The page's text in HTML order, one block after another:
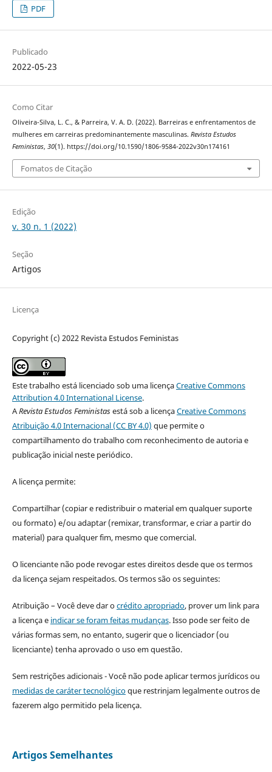
PDF
Publicado
2022-05-23
Como Citar
Oliveira-Silva, L. C., & Parreira, V. A. D. (2022). Barreiras e enfrentamentos de
mulheres em carreiras predominantemente masculinas. Revista Estudos
Feministas, 30(1). https://doi.org/10.1590/1806-9584-2022v30n174161
Fomatos de Citação
Edição
v. 30 n. 1 (2022)
Seção
Artigos
Licença
Copyright (c) 2022 Revista Estudos Feministas
Este trabalho está licenciado sob uma licençaCreative Commons
Attribution 4.0 International License.
ARevista Estudos Feministasestá sob a licençaCreative Commons
Atribuição 4.0 Internacional (CC BY 4.0) que permite o
compartilhamento do trabalho com reconhecimento de autoria e
publicação inicial neste periódico.
A licença permite:
Compartilhar (copiar e redistribuir o material em qualquer suporte
ou formato) e/ou adaptar (remixar, transformar, e criar a partir do
material) para qualquer fim, mesmo que comercial.
O licenciante não pode revogar estes direitos desde que os termos
da licença sejam respeitados. Os termos são os seguintes:
Atribuição – Você deve dar ocrédito apropriado, prover um link para
a licença e indicar se foram feitas mudanças. Isso pode ser feito de
várias formas sem, no entanto, sugerir que o licenciador (ou
licenciante) tenha aprovado o uso em questão.
Sem restrições adicionais - Você não pode aplicar termos jurídicos ou
medidas de caráter tecnológicoque restrinjam legalmente outros de
fazerem algo permitido pela licença.
Artigos Semelhantes